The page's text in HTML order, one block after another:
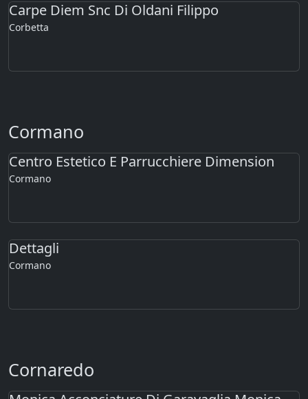
Carpe Diem Snc Di Oldani Filippo
Corbetta
Cormano
Centro Estetico E Parrucchiere Dimension
Cormano
Dettagli
Cormano
Cornaredo